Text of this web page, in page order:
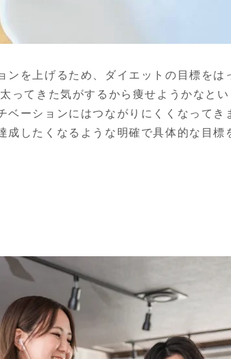
ンを上げるため、ダイエットの目標を
ってきた気がするから痩せようかなと
ベーションにはつながりにくくなって
成したくなるような明確で具体的な目標